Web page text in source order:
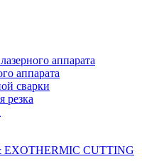
аппарата
аппарата
сварки
резка
EXOTHERMIC CUTTING